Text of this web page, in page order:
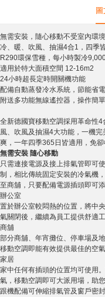
無需安裝，隨心移動不受室內環
冷、暖、吹風、抽濕4合1，四季
R290環保雪種，每小時製冷
適用於特大面積空間 12-16m2
24小時超長定時開關機功能
配備自動蒸發冷水系統，節能省電
附送多功能無線遙控器，操作簡
全新德國寶移動空調採用革命性
風、吹風及抽濕4大功能，一機
爽，一年四季365日皆適用，免卻
無需安裝 隨心移動
只需連接電源及接上排氣管即可
制，相比傳統固定安裝的冷氣機
至商舖，只要配備電源插頭即可添
辦公室
置於辦公室較悶熱的位置，將中
氣關閉後，繼續為員工提供舒適工
商舖
部分商舖、年宵攤位、停車場及
移動空調即能有效提供最佳的空氣
家居
家中任何有插頭的位置均可使用
氣，移動空調即可大派用場，助
跟機配備可伸縮排氣管及窗戶密